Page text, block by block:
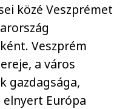
közé Veszprémet
Veszprém
a város
gazdagsága,
elnyert Európa